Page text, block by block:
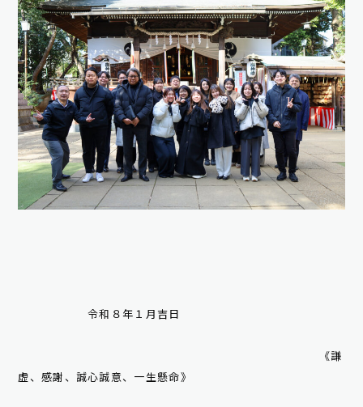
令和８年１月吉日
《謙
虚、感謝、誠心誠意、一生懸命》